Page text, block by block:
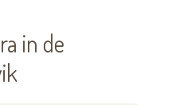
in de